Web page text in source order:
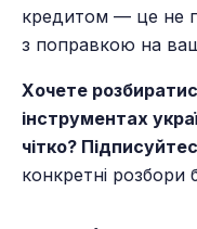
кредитом — це не
з поправкою на
Хочете
інструментах
чітко?
конкретні розбори